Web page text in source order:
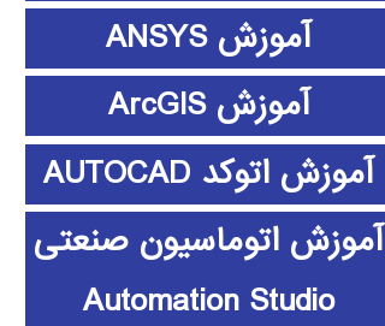
آموزش ANSYS
آموزش ArcGIS
آموزش اتوکد AUTOCAD
آموزش اتوماسیون صنعتی
Automation Studio